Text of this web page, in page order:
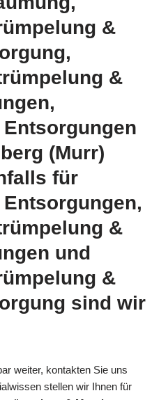
&
&
(Murr)
für
&
und
&
sind wir
weiter, kontakten Sie uns
stellen wir Ihnen für